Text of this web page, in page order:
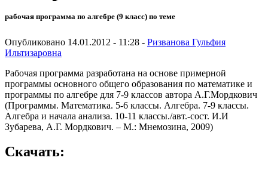
рабочая программа по алгебре (9 класс) по теме
Опубликовано 14.01.2012 - 11:28 - Ризванова Гульфия
Ильтизаровна
Рабочая программа разработана на основе примерной
программы основного общего образования по математике и
программы по алгебре для 7-9 классов автора А.Г.Мордкович
(Программы. Математика. 5-6 классы. Алгебра. 7-9 классы.
Алгебра и начала анализа. 10-11 классы./авт.-сост. И.И
Зубарева, А.Г. Мордкович. – М.: Мнемозина, 2009)
Скачать: